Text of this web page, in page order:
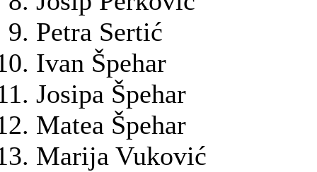
Petra Sertić
Ivan Špehar
Josipa Špehar
Matea Špehar
Marija Vuković